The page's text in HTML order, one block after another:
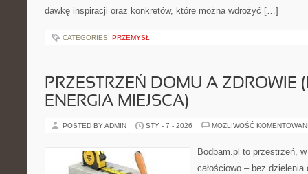
dawkę inspiracji oraz konkretów, które można wdrożyć […]
CATEGORIES: PRZEMYSŁ
PRZESTRZEŃ DOMU A ZDROWIE
ENERGIA MIEJSCA)
POSTED BY ADMIN STY - 7 - 2026 MOŻLIWOŚĆ
Bodbam.pl to przestrzeń,
całościowo – bez dzielenia